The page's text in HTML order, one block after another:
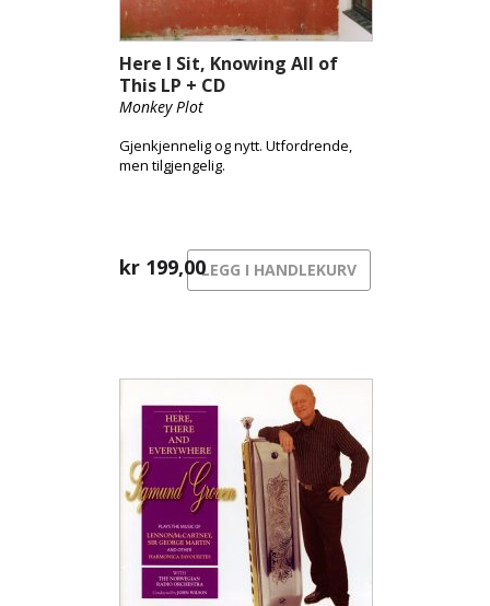
Here I Sit, Knowing All of
This LP + CD
Monkey Plot
Gjenkjennelig og nytt. Utfordrende,
men tilgjengelig.
kr 199,00LEGG I HANDLEKURV